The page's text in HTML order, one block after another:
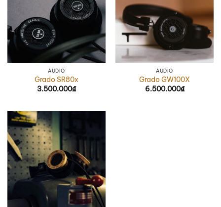
AUDIO
Grado SR80x
3.500.000₫
AUDIO
Grado GW100X
6.500.000₫